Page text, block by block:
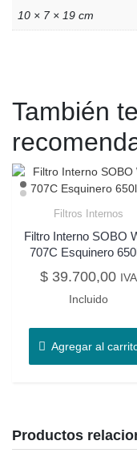
10 × 7 × 19 cm
También te
Filtros Internos
Filtro Interno SOBO
707C Esquinero
$ 39.700,00 IVA
Incluido
Agregar al
Productos